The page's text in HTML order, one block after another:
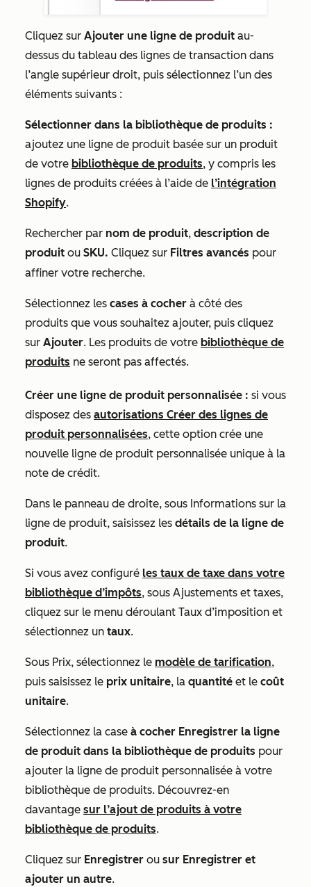
Cliquez sur Ajouter une ligne de produit au-
dessus du tableau des lignes de transaction dans
l’angle supérieur droit, puis sélectionnez l’un des
éléments suivants :
Sélectionner dans la bibliothèque de produits :
ajoutez une ligne de produit basée sur un produit
de votre bibliothèque de produits, y compris les
lignes de produits créées à l’aide de l’intégration
Shopify.
Rechercher par nom de produit, description de
produit ou SKU. Cliquez sur Filtres avancés pour
affiner votre recherche.
Sélectionnez les cases à cocher à côté des
produits que vous souhaitez ajouter, puis cliquez
sur Ajouter. Les produits de votre bibliothèque de
produits ne seront pas affectés.
Créer une ligne de produit personnalisée : si vous
disposez des autorisations Créer des lignes de
produit personnalisées, cette option crée une
nouvelle ligne de produit personnalisée unique à la
note de crédit.
Dans le panneau de droite, sous Informations sur la
ligne de produit, saisissez les détails de la ligne de
produit.
Si vous avez configuré les taux de taxe dans votre
bibliothèque d’impôts, sous Ajustements et taxes,
cliquez sur le menu déroulant Taux d’imposition et
sélectionnez un taux.
Sous Prix, sélectionnez le modèle de tarification,
puis saisissez le prix unitaire, la quantité et le coût
unitaire.
Sélectionnez la case à cocher Enregistrer la ligne
de produit dans la bibliothèque de produits pour
ajouter la ligne de produit personnalisée à votre
bibliothèque de produits. Découvrez-en
davantage sur l’ajout de produits à votre
bibliothèque de produits.
Cliquez sur Enregistrer ou sur Enregistrer et
ajouter un autre.